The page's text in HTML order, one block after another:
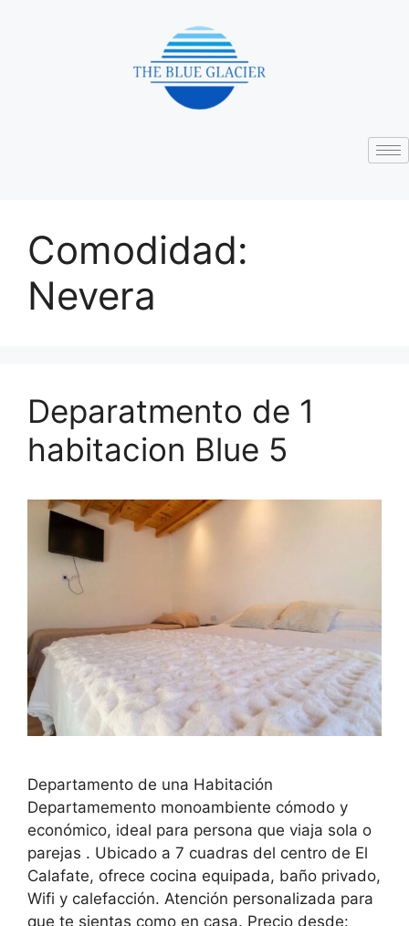
Comodidad:
Nevera
Deparatmento de 1
habitacion Blue 5
Departamento de una Habitación
Departamemento monoambiente cómodo y
económico, ideal para persona que viaja sola o
parejas . Ubicado a 7 cuadras del centro de El
Calafate, ofrece cocina equipada, baño privado,
Wifi y calefacción. Atención personalizada para
que te sientas como en casa. Precio desde: